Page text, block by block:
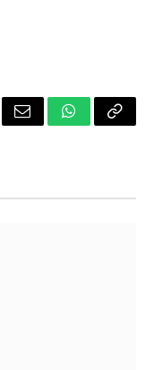
Email WhatsApp
Copy